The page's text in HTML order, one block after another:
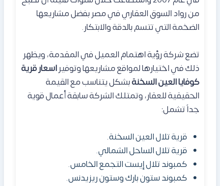
من رواد السوق العقاري في مصر بفضل مشاريعها
الضخمة التي تتسم بالدقة والابتكار.
تضع شركة رؤية اهتمام العميل في المقدمة، ويظهر
ذلك في اختيارها لمواقع مشاريعها وتوفيراسعار قرية
كوفايا العين السخنةبشكل يتناسب مع القيمة
الحقيقية للعقار، وتمتلك الشركة سابقة أعمال قوية
جداً تشمل:
قرية تلال العين السخنة.
قرية تلال الساحل الشمالي.
كمبوند تلال إيست التجمع الخامس.
كمبوند ستون بارك وستون ريزيدنس.